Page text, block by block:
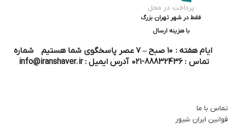
پرداخت در محل
فقط در شهر تهران بزرگ
با هزینه ارسال
ایام هفته : ۱۰ صبح – ۷ عصر پاسخگوی شما هستیم شماره
تماس : 88832436-۰۲۱ آدرس ایمیل : info@iranshaver.ir
تماس با ما
قوانین ایران شیور